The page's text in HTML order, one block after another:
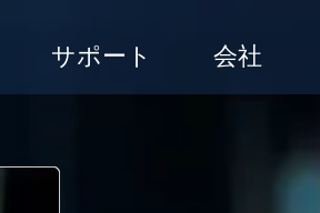
サポート 会社